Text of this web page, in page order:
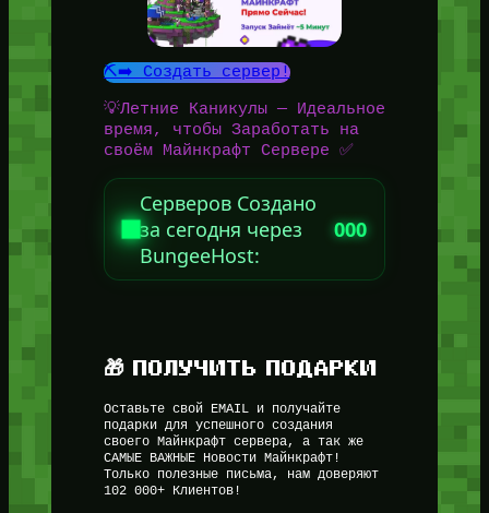
⛏️➡️ Создать сервер!
💡Летние Каникулы — Идеальное
время, чтобы Заработать на
своём Майнкрафт Сервере ✅
Серверов Создано
за сегодня через
BungeeHost:
000
🎁 ПОЛУЧИТЬ ПОДАРКИ
Оставьте свой EMAIL и получайте
подарки для успешного создания
своего Майнкрафт сервера, а так же
САМЫЕ ВАЖНЫЕ Новости Майнкрафт!
Только полезные письма, нам доверяют
102 000+ Клиентов!